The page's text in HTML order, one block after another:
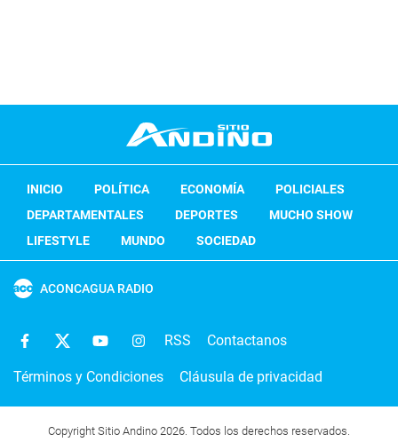
INICIO POLÍTICA ECONOMÍA
POLICIALES
DEPARTAMENTALES
DEPORTES
MUCHO SHOW
LIFESTYLE
MUNDO SOCIEDAD
ACONCAGUA RADIO
RSS Contactanos
Términos y Condiciones Cláusula de privacidad
Copyright Sitio Andino 2026. Todos los derechos reservados.